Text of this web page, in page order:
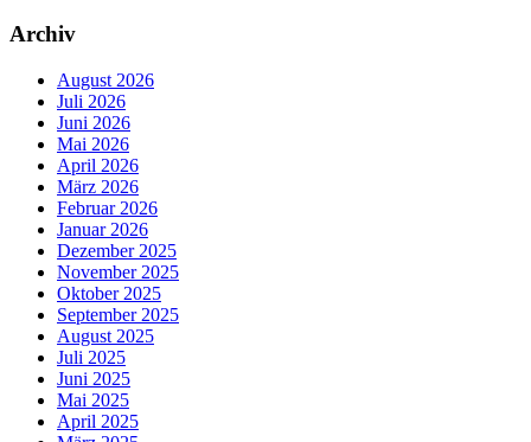
Archiv
August 2026
Juli 2026
Juni 2026
Mai 2026
April 2026
März 2026
Februar 2026
Januar 2026
Dezember 2025
November 2025
Oktober 2025
September 2025
August 2025
Juli 2025
Juni 2025
Mai 2025
April 2025